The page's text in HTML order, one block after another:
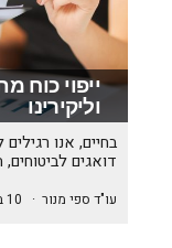
ייפוי כוח
וליקירינו
בחיים, אנו
דואגים
עו"ד ספי מנור · 10 ביולי 2025 11:21